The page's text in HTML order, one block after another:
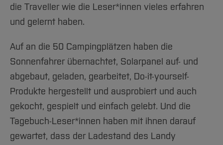
die Traveller wie die Leser*innen vieles erfahren
und gelernt haben.
Auf an die 50 Campingplätzen haben die
Sonnenfahrer übernachtet, Solarpanel auf- und
abgebaut, geladen, gearbeitet, Do-it-yourself-
Produkte hergestellt und ausprobiert und auch
gekocht, gespielt und einfach gelebt. Und die
Tagebuch-Leser*innen haben mit ihnen darauf
gewartet, dass der Ladestand des Landy